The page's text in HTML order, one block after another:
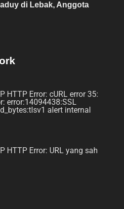
di Lebak, Anggota
HTTP Error: cURL error 35:
error:14094438:SSL
alert internal
HTTP Error: URL yang sah